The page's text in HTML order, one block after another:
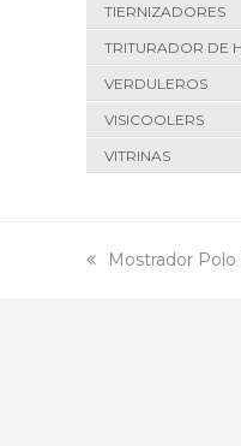
TIERNIZADORES
TRITURADOR DE
VERDULEROS
VISICOOLERS
VITRINAS
previous
Mostrador